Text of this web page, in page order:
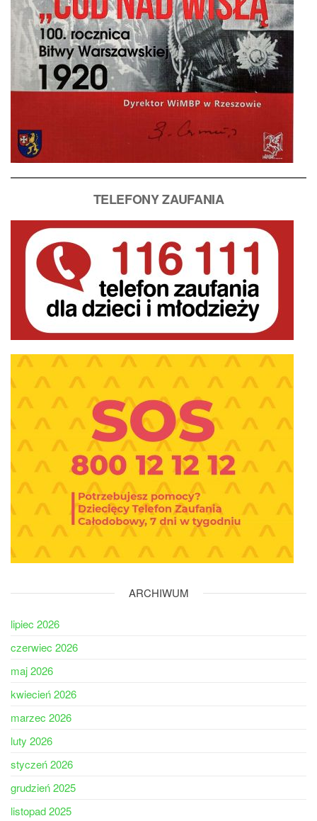
TELEFONY ZAUFANIA
ARCHIWUM
lipiec 2026
czerwiec 2026
maj 2026
kwiecień 2026
marzec 2026
luty 2026
styczeń 2026
grudzień 2025
listopad 2025